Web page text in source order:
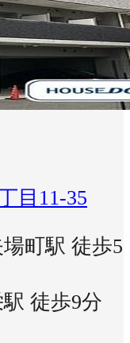
目11-35
町駅 徒歩5
徒歩9分